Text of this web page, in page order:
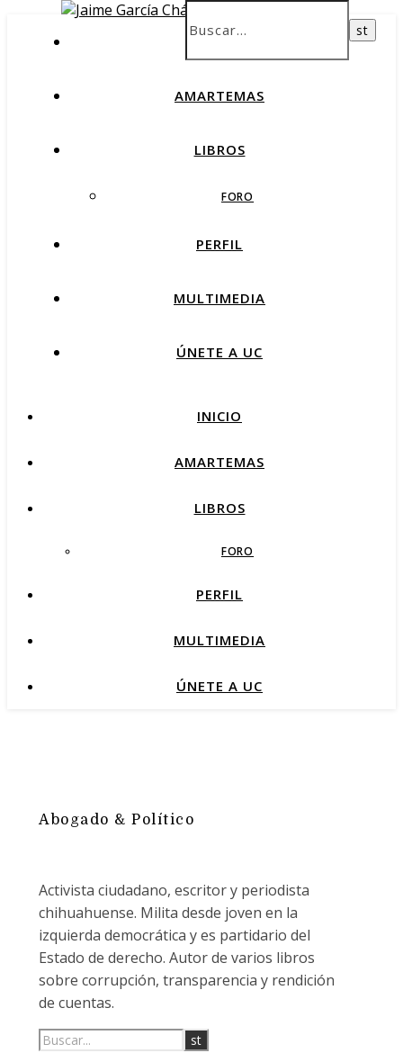
AMARTEMAS
LIBROS
FORO
PERFIL
MULTIMEDIA
ÚNETE A UC
INICIO
AMARTEMAS
LIBROS
FORO
PERFIL
MULTIMEDIA
ÚNETE A UC
Abogado & Político
Activista ciudadano, escritor y periodista
chihuahuense. Milita desde joven en la
izquierda democrática y es partidario del
Estado de derecho. Autor de varios libros
sobre corrupción, transparencia y rendición
de cuentas.